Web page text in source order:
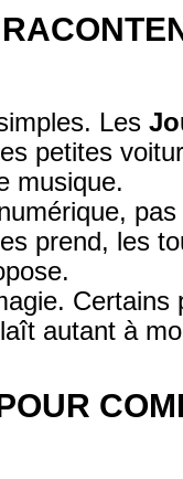
Les
petites
musique.
prend, les
Certains
autant à